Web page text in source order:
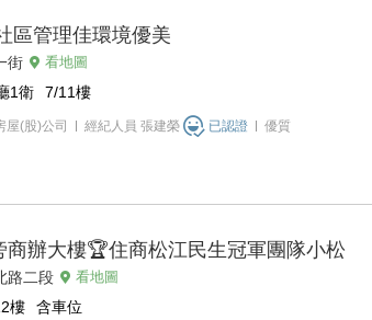
區管理佳環境優美
街 看地圖
1衛 7/11樓
屋(股)公司 經紀人員 張建榮 已認證 優質
商辦大樓🏆住商松江民生冠軍團隊小松
路二段 看地圖
樓 含車位